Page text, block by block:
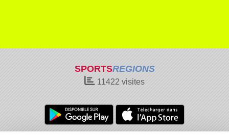
SPORTSREGIONS
11422 visites